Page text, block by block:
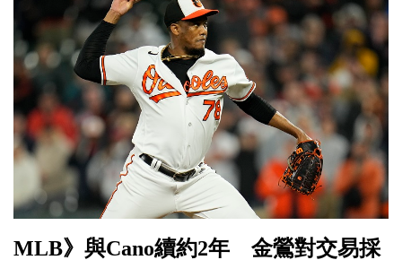
MLB》與Cano續約2年 金鶯對交易採